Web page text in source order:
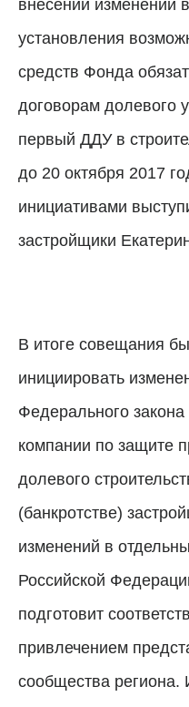
внесении изменений
установления
средств Фонда
договорам долевого
первый ДДУ в
до 20 октября 2017
инициативами
застройщики
В итоге совещания
инициировать
Федерального
компании по защите
долевого
(банкротстве)
изменений в
Российской
подготовит
привлечением
сообщества региона.